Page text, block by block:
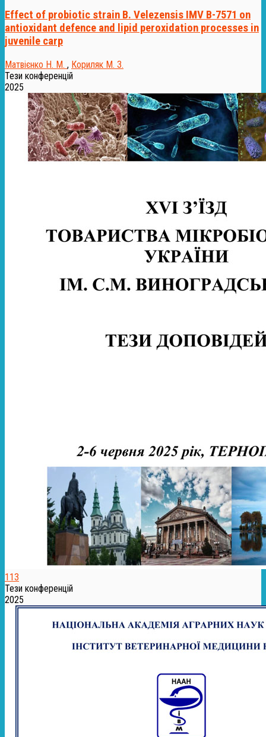
Effect of probiotic strain B. Velezensis IMV B-7571 on
antioxidant defence and lipid peroxidation processes in
juvenile carp
Матвієнко Н. М. , Кориляк М. З.
Тези конференцій
2025
113
Тези конференцій
2025